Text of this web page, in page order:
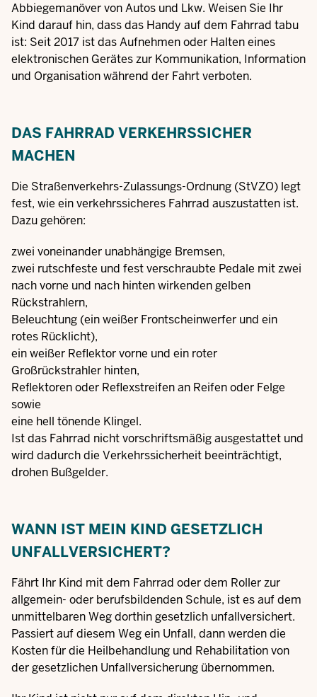
Abbiegemanöver von Autos und Lkw. Weisen Sie Ihr
Kind darauf hin, dass das Handy auf dem Fahrrad tabu
ist: Seit 2017 ist das Aufnehmen oder Halten eines
elektronischen Gerätes zur Kommunikation, Information
und Organisation während der Fahrt verboten.
DAS FAHRRAD VERKEHRSSICHER
MACHEN
Die Straßenverkehrs-Zulassungs-Ordnung (StVZO) legt
fest, wie ein verkehrssicheres Fahrrad auszustatten ist.
Dazu gehören:
zwei voneinander unabhängige Bremsen,
zwei rutschfeste und fest verschraubte Pedale mit zwei
nach vorne und nach hinten wirkenden gelben
Rückstrahlern,
Beleuchtung (ein weißer Frontscheinwerfer und ein
rotes Rücklicht),
ein weißer Reflektor vorne und ein roter
Großrückstrahler hinten,
Reflektoren oder Reflexstreifen an Reifen oder Felge
sowie
eine hell tönende Klingel.
Ist das Fahrrad nicht vorschriftsmäßig ausgestattet und
wird dadurch die Verkehrssicherheit beeinträchtigt,
drohen Bußgelder.
WANN IST MEIN KIND GESETZLICH
UNFALLVERSICHERT?
Fährt Ihr Kind mit dem Fahrrad oder dem Roller zur
allgemein- oder berufsbildenden Schule, ist es auf dem
unmittelbaren Weg dorthin gesetzlich unfallversichert.
Passiert auf diesem Weg ein Unfall, dann werden die
Kosten für die Heilbehandlung und Rehabilitation von
der gesetzlichen Unfallversicherung übernommen.